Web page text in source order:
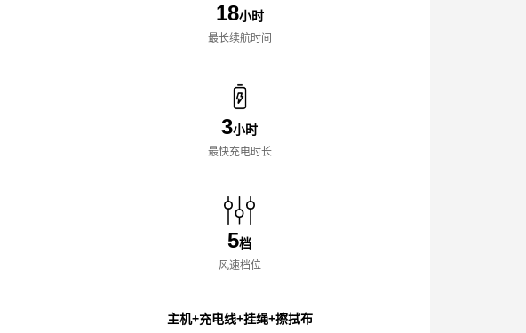
18小时
最长续航时间
3小时
最快充电时长
5档
风速档位
主机+充电线+挂绳+擦拭布